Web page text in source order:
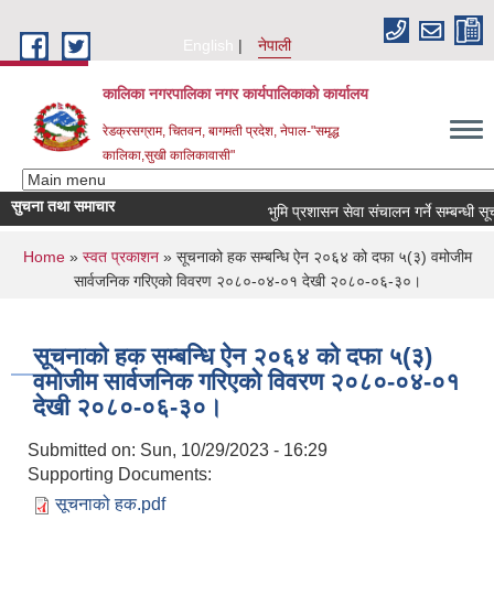
English
नेपाली
कालिका नगरपालिका नगर कार्यपालिकाकाे कार्यालय
रेडक्रसग्राम, चितवन, बागमती प्रदेश, नेपाल-"समृद्ध
कालिका,सुखी कालिकावासी"
सुचना तथा समाचार भुमि प्रशासन सेवा संचालन गर्ने सम्बन्धी
You are here
Home» स्वत प्रकाशन» सूचनाको हक सम्बन्धि ‌ऐन २०६४ को दफा ५(३) वमोजीम
सार्वजनिक गरिएको विवरण २०८०-०४-०१ देखी २०८०-०६-३०।
सूचनाको हक सम्बन्धि ‌ऐन २०६४ को दफा ५(३)
वमोजीम सार्वजनिक गरिएको विवरण २०८०-०४-०१
देखी २०८०-०६-३०।
Submitted on: Sun, 10/29/2023 - 16:29
Supporting Documents:
सूचनाको हक.pdf